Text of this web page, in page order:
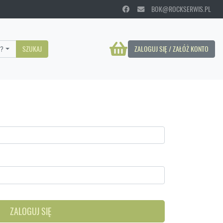
BOK@ROCKSERWIS.PL
ZALOGUJ SIĘ / ZAŁÓŻ KONTO
SZUKAJ
ZALOGUJ SIĘ